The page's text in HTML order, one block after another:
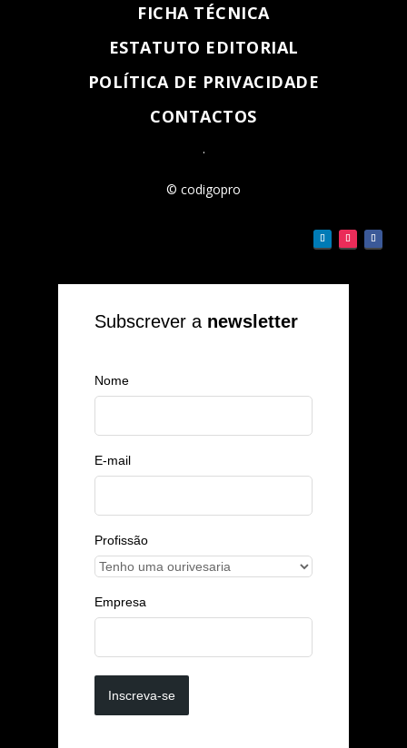
FICHA TÉCNICA
ESTATUTO EDITORIAL
POLÍTICA DE PRIVACIDADE
CONTACTOS
.
© codigopro
Subscrever a newsletter
Nome
E-mail
Profissão
Empresa
Inscreva-se